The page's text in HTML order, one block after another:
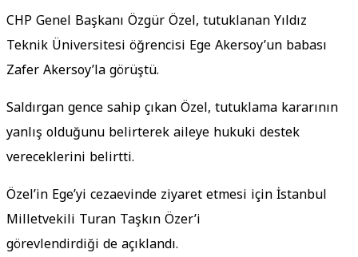
CHP Genel Başkanı Özgür Özel, tutuklanan Yıldız
Teknik Üniversitesi öğrencisi Ege Akersoy’un babası
Zafer Akersoy’la görüştü.
Saldırgan gence sahip çıkan Özel, tutuklama kararının
yanlış olduğunu belirterek aileye hukuki destek
vereceklerini belirtti.
Özel’in Ege’yi cezaevinde ziyaret etmesi için İstanbul
Milletvekili Turan Taşkın Özer’i
görevlendirdiği de açıklandı.